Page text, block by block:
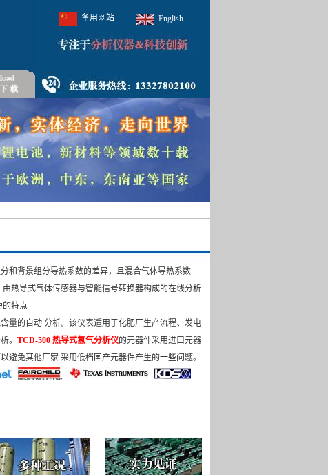
备用网站 English
和背景组分导热系数的差异，且混合气体导热系数
热导式气体传感器与智能信号转换器构成的在线分析
的特点
量的自动 分析。该仪表适用于化肥厂生产流程、发电
。 TCD-500 热导式氢气分析仪的元器件采用进口元器
避免其他厂家 采用低档国产元器件产生的一些问题。